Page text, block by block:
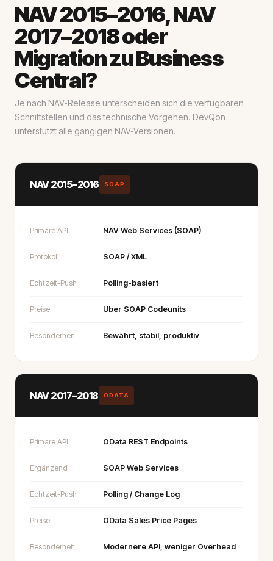
NAV 2015–2016, NAV
2017–2018 oder
Migration zu Business
Central?
Je nach NAV-Release unterscheiden sich die verfügbaren
Schnittstellen und das technische Vorgehen. DevQon
unterstützt alle gängigen NAV-Versionen.
NAV 2015–2016 SOAP
Primäre API NAV Web Services (SOAP)
Protokoll SOAP / XML
Echtzeit-Push Polling-basiert
Preise Über SOAP Codeunits
Besonderheit Bewährt, stabil, produktiv
NAV 2017–2018 ODATA
Primäre API OData REST Endpoints
Ergänzend SOAP Web Services
Echtzeit-Push Polling / Change Log
Preise OData Sales Price Pages
Besonderheit Modernere API, weniger Overhead